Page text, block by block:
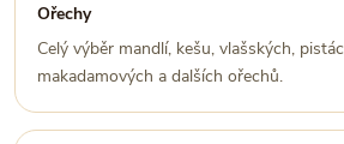
Ořechy
Celý výběr mandlí, kešu, vlašských,
makadamových a dalších ořechů.